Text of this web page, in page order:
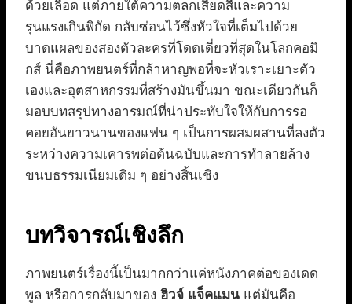
ด้วยเลือด แต่ภายใต้ความตลกเสียดสีและความ
รุนแรงเกินพิกัด กลับซ่อนไว้ซึ่งหัวใจที่เต็มไปด้วย
บาดแผลของสองตัวละครที่โดดเดี่ยวที่สุดในโลกคอมิ
กส์ นี่คือภาพยนตร์ที่กล้าหาญพอที่จะหัวเราะเยาะตัว
เองและอุตสาหกรรมที่สร้างมันขึ้นมา ขณะเดียวกันก็
มอบบทสรุปทางอารมณ์ที่น่าประทับใจให้กับการรอ
คอยอันยาวนานของแฟน ๆ เป็นการผสมผสานที่ลงตัว
ระหว่างความเคารพต่อต้นฉบับและการทำลายล้าง
ขนบธรรมเนียมเดิม ๆ อย่างสิ้นเชิง
บทวิจารณ์เชิงลึก
ภาพยนตร์เรื่องนี้เป็นมากกว่าแค่หนังภาคต่อของเดด
พูล หรือการกลับมาของ ฮิวจ์ แจ็คแมน แต่มันคือ